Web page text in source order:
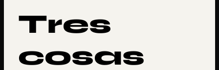
Tres
cosas